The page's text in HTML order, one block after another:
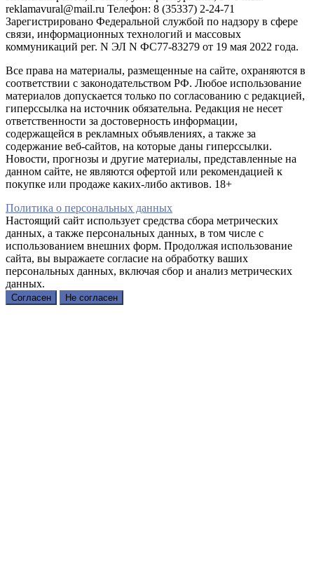
reklamavural@mail.ru Телефон: 8 (35337) 2-24-71
Зарегистрировано Федеральной службой по надзору в сфере
связи, информационных технологий и массовых
коммуникаций рег. N ЭЛ N ФС77-83279 от 19 мая 2022 года.
Все права на материалы, размещенные на сайте, охраняются в
соответствии с законодательством РФ. Любое использование
материалов допускается только по согласованию с редакцией,
гиперссылка на источник обязательна. Редакция не несет
ответственности за достоверность информации,
содержащейся в рекламных объявлениях, а также за
содержание веб-сайтов, на которые даны гиперссылки.
Новости, прогнозы и другие материалы, представленные на
данном сайте, не являются офертой или рекомендацией к
покупке или продаже каких-либо активов. 18+
Политика о персональных данных
Настоящий сайт использует средства сбора метрических
данных, а также персональных данных, в том числе с
использованием внешних форм. Продолжая использование
сайта, вы выражаете согласие на обработку ваших
персональных данных, включая сбор и анализ метрических
данных.
Согласен Не согласен